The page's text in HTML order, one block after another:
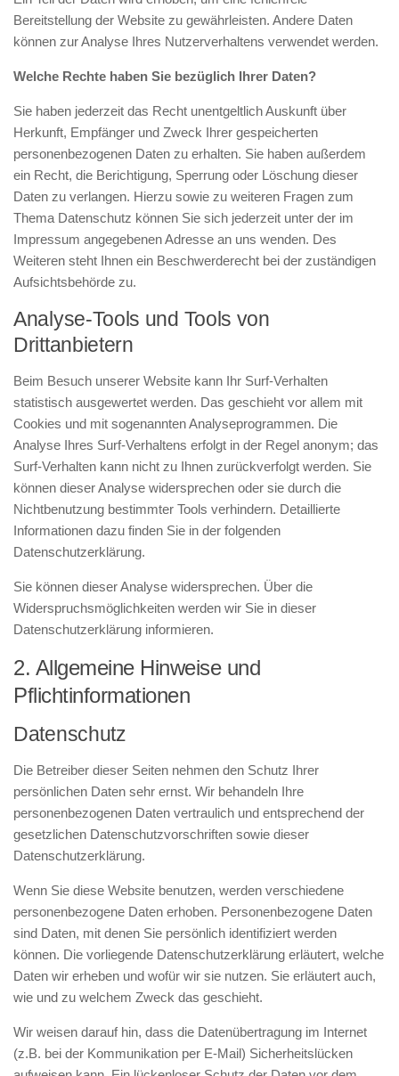
Bereitstellung der Website zu gewährleisten. Andere Daten
können zur Analyse Ihres Nutzerverhaltens verwendet werden.
Welche Rechte haben Sie bezüglich Ihrer Daten?
Sie haben jederzeit das Recht unentgeltlich Auskunft über
Herkunft, Empfänger und Zweck Ihrer gespeicherten
personenbezogenen Daten zu erhalten. Sie haben außerdem
ein Recht, die Berichtigung, Sperrung oder Löschung dieser
Daten zu verlangen. Hierzu sowie zu weiteren Fragen zum
Thema Datenschutz können Sie sich jederzeit unter der im
Impressum angegebenen Adresse an uns wenden. Des
Weiteren steht Ihnen ein Beschwerderecht bei der zuständigen
Aufsichtsbehörde zu.
Analyse-Tools und Tools von
Drittanbietern
Beim Besuch unserer Website kann Ihr Surf-Verhalten
statistisch ausgewertet werden. Das geschieht vor allem mit
Cookies und mit sogenannten Analyseprogrammen. Die
Analyse Ihres Surf-Verhaltens erfolgt in der Regel anonym; das
Surf-Verhalten kann nicht zu Ihnen zurückverfolgt werden. Sie
können dieser Analyse widersprechen oder sie durch die
Nichtbenutzung bestimmter Tools verhindern. Detaillierte
Informationen dazu finden Sie in der folgenden
Datenschutzerklärung.
Sie können dieser Analyse widersprechen. Über die
Widerspruchsmöglichkeiten werden wir Sie in dieser
Datenschutzerklärung informieren.
2. Allgemeine Hinweise und
Pflichtinformationen
Datenschutz
Die Betreiber dieser Seiten nehmen den Schutz Ihrer
persönlichen Daten sehr ernst. Wir behandeln Ihre
personenbezogenen Daten vertraulich und entsprechend der
gesetzlichen Datenschutzvorschriften sowie dieser
Datenschutzerklärung.
Wenn Sie diese Website benutzen, werden verschiedene
personenbezogene Daten erhoben. Personenbezogene Daten
sind Daten, mit denen Sie persönlich identifiziert werden
können. Die vorliegende Datenschutzerklärung erläutert, welche
Daten wir erheben und wofür wir sie nutzen. Sie erläutert auch,
wie und zu welchem Zweck das geschieht.
Wir weisen darauf hin, dass die Datenübertragung im Internet
(z.B. bei der Kommunikation per E-Mail) Sicherheitslücken